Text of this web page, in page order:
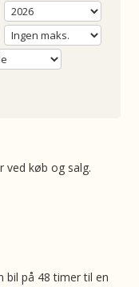
ved køb og salg.
bil på 48 timer til en